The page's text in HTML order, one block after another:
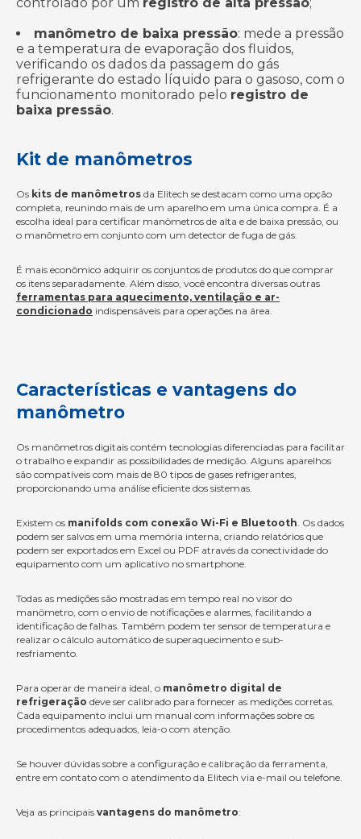
manômetro de baixa pressão: mede a pressão
e a temperatura de evaporação dos fluidos,
verificando os dados da passagem do gás
refrigerante do estado líquido para o gasoso, com o
funcionamento monitorado pelo registro de
baixa pressão.
Kit de manômetros
Os kits de manômetros da Elitech se destacam como uma opção
completa, reunindo mais de um aparelho em uma única compra. É a
escolha ideal para certificar manômetros de alta e de baixa pressão, ou
o manômetro em conjunto com um detector de fuga de gás.
É mais econômico adquirir os conjuntos de produtos do que comprar
os itens separadamente. Além disso, você encontra diversas outras
ferramentas para aquecimento, ventilação e ar-
condicionado indispensáveis para operações na área.
Características e vantagens do
manômetro
Os manômetros digitais contém tecnologias diferenciadas para facilitar
o trabalho e expandir as possibilidades de medição. Alguns aparelhos
são compatíveis com mais de 80 tipos de gases refrigerantes,
proporcionando uma análise eficiente dos sistemas.
Existem os manifolds com conexão Wi-Fi e Bluetooth. Os dados
podem ser salvos em uma memória interna, criando relatórios que
podem ser exportados em Excel ou PDF através da conectividade do
equipamento com um aplicativo no smartphone.
Todas as medições são mostradas em tempo real no visor do
manômetro, com o envio de notificações e alarmes, facilitando a
identificação de falhas. Também podem ter sensor de temperatura e
realizar o cálculo automático de superaquecimento e sub-
resfriamento.
Para operar de maneira ideal, o manômetro digital de
refrigeração deve ser calibrado para fornecer as medições corretas.
Cada equipamento inclui um manual com informações sobre os
procedimentos adequados, leia-o com atenção.
Se houver dúvidas sobre a configuração e calibração da ferramenta,
entre em contato com o atendimento da Elitech via e-mail ou telefone.
Veja as principais vantagens do manômetro: